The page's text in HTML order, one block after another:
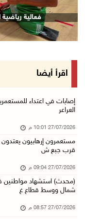
قصف إسرائيلي يستهدف
اقرأ أيضا
إصابات في اعتداء
العراعر
27/07/2026 10:01 م
مستعمرون إرهابيون
قرب جبع ش
27/07/2026 09:04 م
(محدث) استشهاد مواطنين
شمال ووسط قطاع غ
27/07/2026 08:57 م